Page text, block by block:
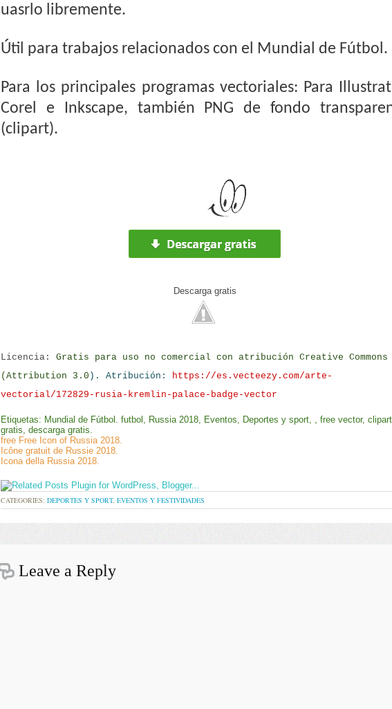
uasrlo libremente.
Útil para trabajos relacionados con el Mundial de Fútbol.
Para los principales programas vectoriales: Para
Corel e Inkscape, también PNG de fondo
(clipart).
Descarga gratis
Licencia: Gratis para uso no comercial con atribución Creative Commons
(Attribution 3.0 ). Atribución: https://es.vecteezy.com/arte-
vectorial/172829-rusia-kremlin-palace-badge-vector
Etiquetas: Mundial de Fútbol. futbol, Russia 2018, Eventos, Deportes y sport, , free vector, clipart
gratis, descarga gratis.
free Free Icon of Russia 2018.
Icône gratuit de Russie 2018.
Icona della Russia 2018.
CATEGORIES: DEPORTES Y SPORT, EVENTOS Y FESTIVIDADES
Leave a Reply